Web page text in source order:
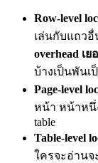
Row-level
เล่นกับแถวอื่
overhead เย
บ้างเป็นพันเ
Page-level
หน้า หน้าหนึ่
table
Table-level
ใครจะอ่าน